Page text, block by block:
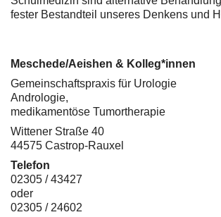
fester Bestandteil unseres Denkens und
Meschede/Aeishen & Kolleg*innen
Gemeinschaftspraxis für Urologie
Andrologie,
medikamentöse Tumortherapie
Wittener Straße 40
44575 Castrop-Rauxel
Telefon
02305 / 43427
oder
02305 / 24602